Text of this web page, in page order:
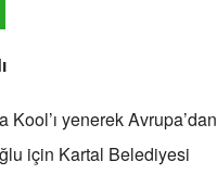
yenerek Avrupa’dan
için Kartal Belediyesi